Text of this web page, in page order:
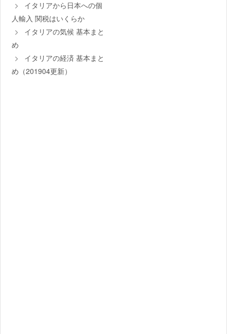
イタリアから日本への個
人輸入 関税はいくらか
イタリアの気候 基本まと
め
イタリアの経済 基本まと
め（201904更新）